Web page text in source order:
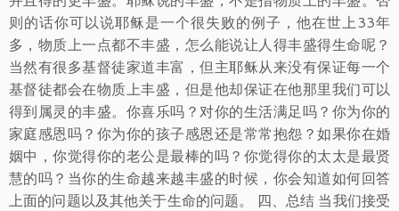
则的话你可以说耶稣是一个很失败的例子，他在世上33年
多，物质上一点都不丰盛，怎么能说让人得丰盛得生命呢？
当然有很多基督徒家道丰富，但主耶稣从来没有保证每一个
基督徒都会在物质上丰盛，但是他却保证在他那里我们可以
得到属灵的丰盛。你喜乐吗？对你的生活满足吗？你为你的
家庭感恩吗？你为你的孩子感恩还是常常抱怨？如果你在婚
姻中，你觉得你的老公是最棒的吗？你觉得你的太太是最贤
慧的吗？当你的生命越来越丰盛的时候，你会知道如何回答
上面的问题以及其他关于生命的问题。 四、总结 当我们接受